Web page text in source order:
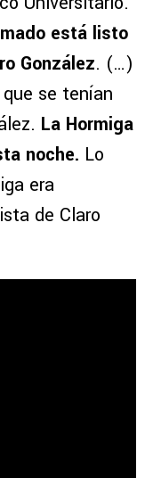
está listo
González. (…)
se tenían
La Hormiga
noche. Lo
era
de Claro